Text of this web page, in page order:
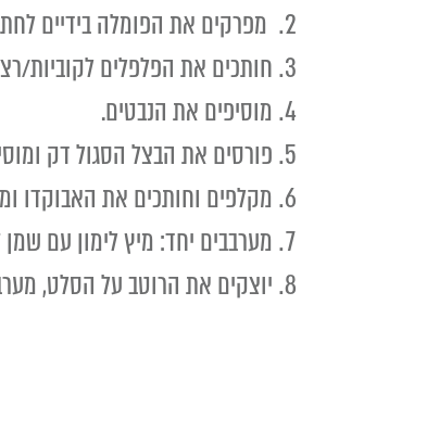
מפרקים את הפומלה בידיים
חותכים את הפלפלים לקוביות/
מוסיפים את הנבטים.
פורסים את הבצל הסגול דק
מקלפים וחותכים את האבוקדו
מערבבים יחד: מיץ לימון עם
יוצקים את הרוטב על הסלט,